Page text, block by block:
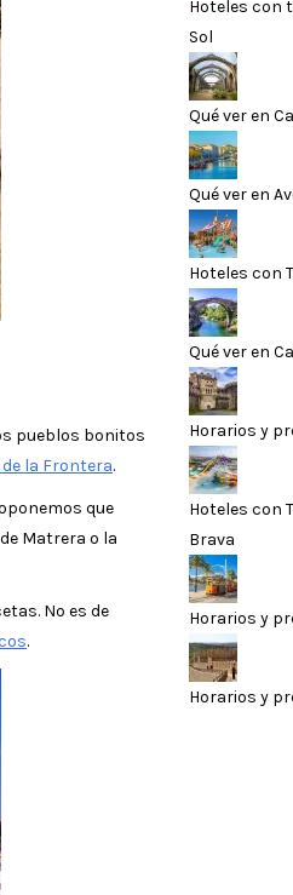
pueblos bonitos
la Frontera.
que
Matrera o la
No es de
.
Hoteles con
Sol
Qué ver en
Qué ver en
Hoteles con
Qué ver en
Horarios y
Hoteles con
Brava
Horarios y
Horarios y